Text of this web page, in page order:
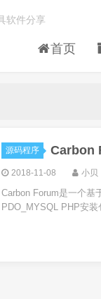
软件分享
首页
源码程序 Carbon
2018-11-08 小贝
Carbon Forum是一个基
PDO_MYSQL PHP安装